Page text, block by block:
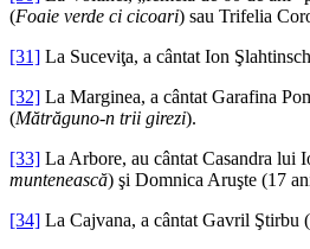
(Foaie verde ci cicoari) sau Trifelia
[31] La Suceviţa, a cântat Ion
[32] La Marginea, a cântat Garafina
(Mătrăguno-n trii girezi).
[33] La Arbore, au cântat Casandra lui
muntenească) şi Domnica Aruşte (17
[34] La Cajvana, a cântat Gavril Ştirbu